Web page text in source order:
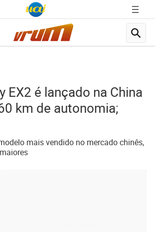
EX2 é lançado na China
km de autonomia;
mais vendido no mercado chinês,